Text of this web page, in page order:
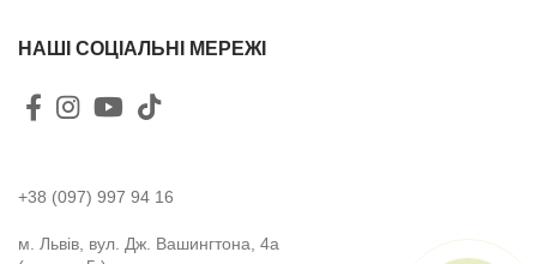
НАШІ СОЦІАЛЬНІ МЕРЕЖІ
+38 (097) 997 94 16
м. Львів, вул. Дж. Вашингтона, 4а